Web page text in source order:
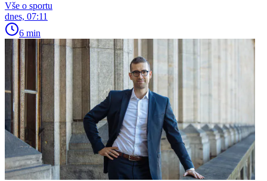
Vše o sportu
dnes, 07:11
6 min